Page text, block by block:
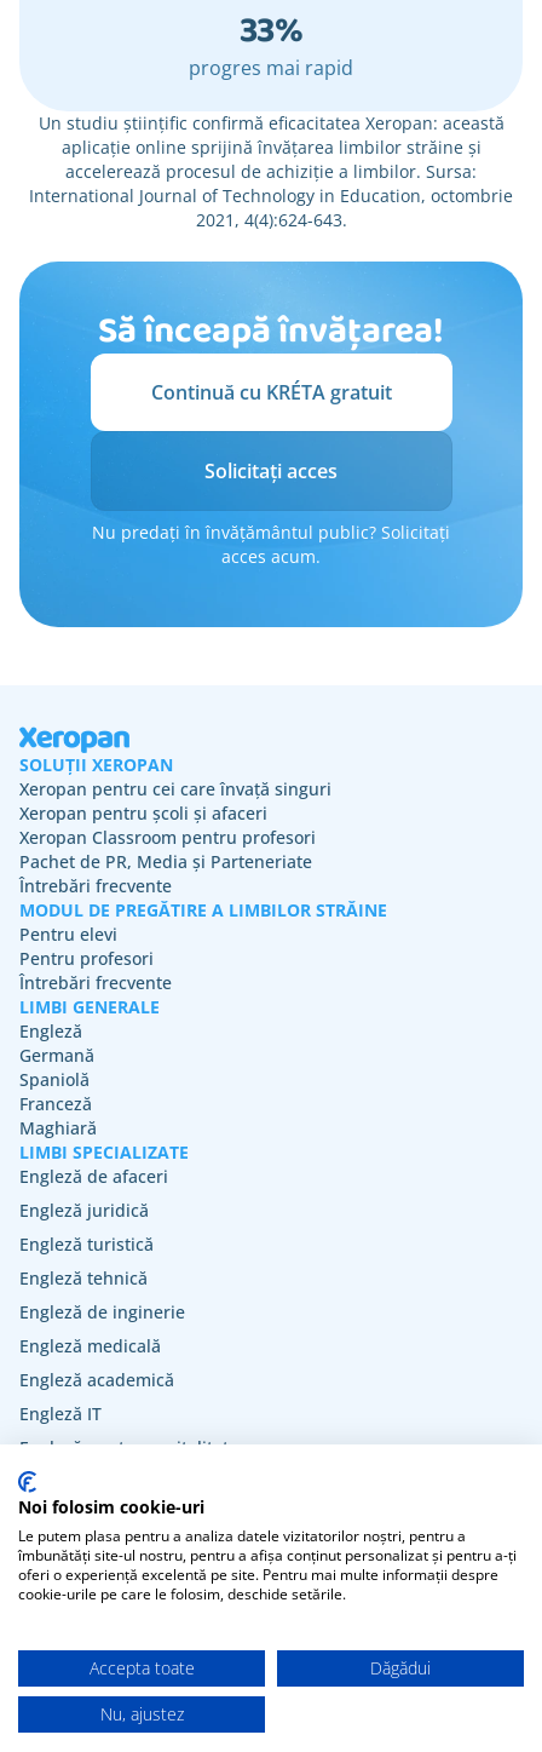
progres mai rapid
33%
Un studiu științific confirmă eficacitatea Xeropan: această
aplicație online sprijină învățarea limbilor străine și
accelerează procesul de achiziție a limbilor. Sursa:
International Journal of Technology in Education, octombrie
2021, 4(4):624-643.
Să înceapă învățarea!
Continuă cu KRÉTA gratuit
Solicitați acces
Nu predați în învățământul public? Solicitați
acces acum.
SOLUȚII XEROPAN
Xeropan pentru cei care învață singuri
Xeropan pentru școli și afaceri
Xeropan Classroom pentru profesori
Pachet de PR, Media și Parteneriate
Întrebări frecvente
MODUL DE PREGĂTIRE A LIMBILOR STRĂINE
Pentru elevi
Pentru profesori
Întrebări frecvente
LIMBI GENERALE
Engleză
Germană
Spaniolă
Franceză
Maghiară
LIMBI SPECIALIZATE
Engleză de afaceri
Engleză juridică
Engleză turistică
Engleză tehnică
Engleză de inginerie
Engleză medicală
Engleză academică
Engleză IT
Engleză pentru ospitalitate
Engleză veterinară
Engleză pentru administrația publică
info.classroom@xeropan.com
2026 © Xeropan Kft. | Site oficial | Creat de profesori de limbi străine. 🤗
Noi folosim cookie-uri
Le putem plasa pentru a analiza datele vizitatorilor noștri, pentru a
îmbunătăți site-ul nostru, pentru a afișa conținut personalizat și pentru a-ți
oferi o experiență excelentă pe site. Pentru mai multe informații despre
cookie-urile pe care le folosim, deschide setările.
Accepta toate
Dăgădui
Nu, ajustez